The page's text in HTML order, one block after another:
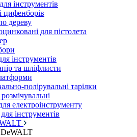
інструментів
цифенборів
дереву
для пістолета
інструментів
та шліфлисти
полірувальні тарілки
електроінструменту
інструментів